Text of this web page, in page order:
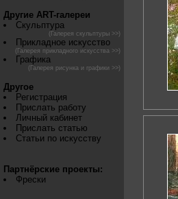
Другие ART-галереи
Скульптура
(Галерея скульптуры >>)
Прикладное искусство
(Галерея прикладного искусства >>)
Графика
(Галерея рисунка и графики >>)
Другое
Регистрация
Прислать работу
Личный кабинет
Прислать статью
Статьи по искусству
Партнёрские проекты:
Фрески